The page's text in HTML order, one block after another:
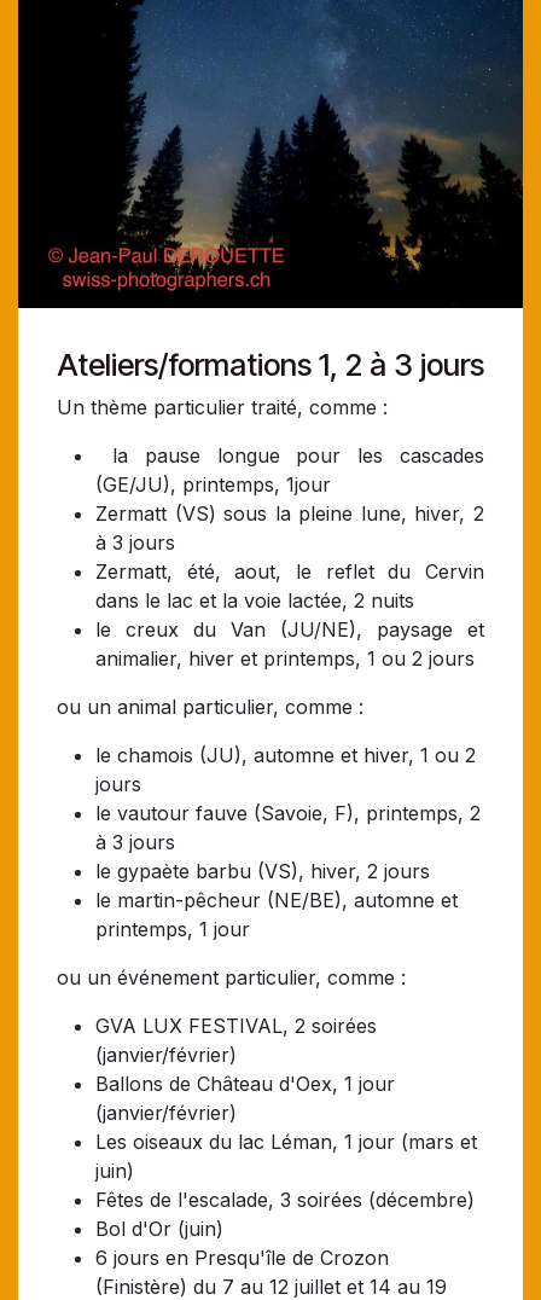
Ateliers/formations 1, 2 à 3 jours
Un thème particulier traité, comme :
la pause longue pour les cascades
(GE/JU), printemps, 1jour
Zermatt (VS) sous la pleine lune, hiver, 2
à 3 jours
Zermatt, été, aout, le reflet du Cervin
dans le lac et la voie lactée, 2 nuits
le creux du Van (JU/NE), paysage et
animalier, hiver et printemps, 1 ou 2 jours
ou un animal particulier, comme :
le chamois (JU), automne et hiver, 1 ou 2
jours
le vautour fauve (Savoie, F), printemps, 2
à 3 jours
le gypaète barbu (VS), hiver, 2 jours
le martin-pêcheur (NE/BE), automne et
printemps, 1 jour
ou un événement particulier, comme :
GVA LUX FESTIVAL, 2 soirées
(janvier/février)
Ballons de Château d'Oex, 1 jour
(janvier/février)
Les oiseaux du lac Léman, 1 jour (mars et
juin)
Fêtes de l'escalade, 3 soirées (décembre)
Bol d'Or (juin)
6 jours en Presqu'île de Crozon
(Finistère) du 7 au 12 juillet et 14 au 19